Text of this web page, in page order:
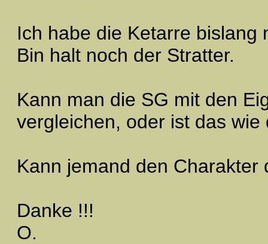
Ich habe die Ketarre bislang
Bin halt noch der Stratter.
Kann man die SG mit den
vergleichen, oder ist das wie
Kann jemand den Charakter
Danke !!!
O.